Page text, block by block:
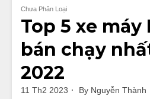
Chưa Phân Loại
Top 5 xe máy
bán chạy
2022
11 Th2 2023 By Nguyễn Thành